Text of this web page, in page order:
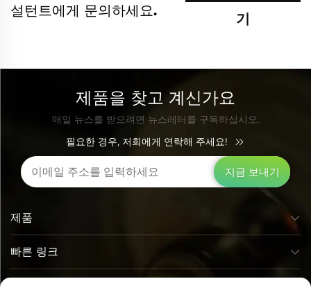
설턴트에게 문의하세요.
기
제품을 찾고 계신가요
매일 뉴스를 받으려면 뉴스레터를 구독하십시오.
필요한 경우, 저희에게 연락해 주세요!
지금 보내기
빠른 링크
제품